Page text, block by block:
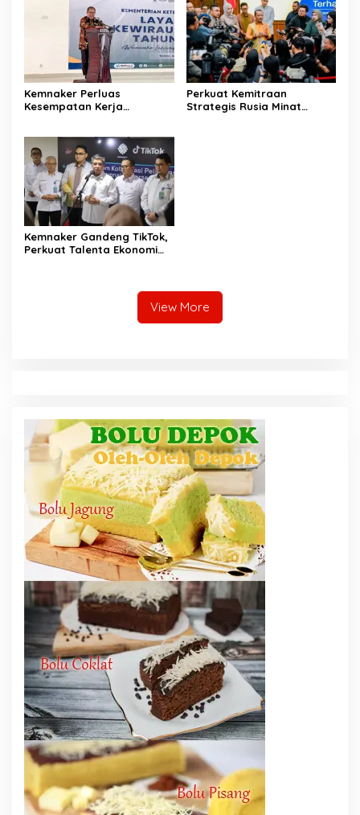
Kemnaker Perluas
Kesempatan Kerja
Perkuat Kemitraan
Strategis Rusia Minat
Kemnaker Gandeng TikTok,
Perkuat Talenta Ekonomi
View More